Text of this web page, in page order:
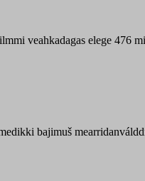
veahkadagas elege 476
bajimuš